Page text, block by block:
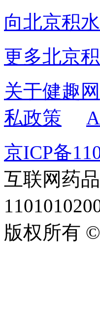
向北京积
更多北京
关于健趣网
私政策
京ICP备
互联网药
版权所有